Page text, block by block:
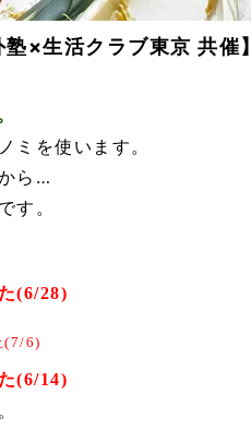
塾×生活クラブ東京 共催】
ミを使います。
ら…
す。
(6/28)
(7/6)
(6/14)
。